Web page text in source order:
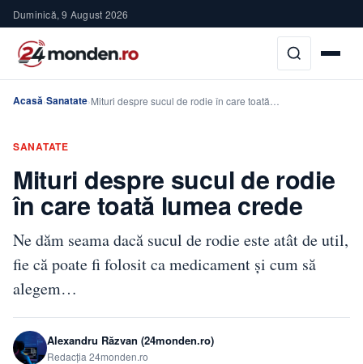
Duminică, 9 August 2026
Acasă›Sanatate›Mituri despre sucul de rodie în care toată…
SANATATE
Mituri despre sucul de rodie
în care toată lumea crede
Ne dăm seama dacă sucul de rodie este atât de util,
fie că poate fi folosit ca medicament și cum să
alegem…
Alexandru Răzvan (24monden.ro)
Redacția 24monden.ro